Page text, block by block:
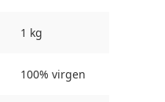
1 kg
100% virgen